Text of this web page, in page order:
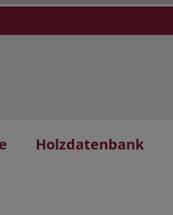
Holzdatenbank